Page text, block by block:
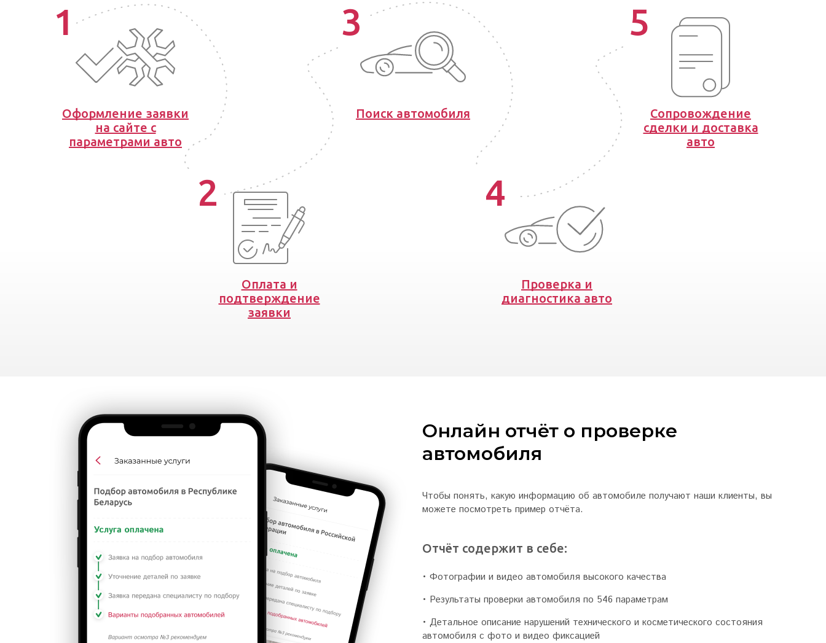
1
Оформление заявки
на сайте с
параметрами авто
2
Оплата и
подтверждение
заявки
3
Поиск автомобиля
4
Проверка и
диагностика авто
5
Сопровождение
сделки и доставка
авто
Онлайн отчёт о проверке
автомобиля
Чтобы понять, какую информацию об автомобиле получают наши клиенты, вы
можете посмотреть пример отчёта.
Отчёт содержит в себе:
• Фотографии и видео автомобиля высокого качества
• Результаты проверки автомобиля по 546 параметрам
• Детальное описание нарушений технического и косметического состояния
автомобиля с фото и видео фиксацией